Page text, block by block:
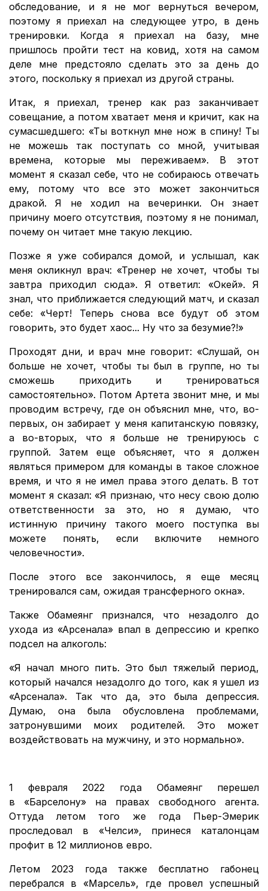
обследование, и я не мог вернуться вечером,
поэтому я приехал на следующее утро, в день
тренировки. Когда я приехал на базу, мне
пришлось пройти тест на ковид, хотя на самом
деле мне предстояло сделать это за день до
этого, поскольку я приехал из другой страны.
Итак, я приехал, тренер как раз заканчивает
совещание, а потом хватает меня и кричит, как на
сумасшедшего: «Ты воткнул мне нож в спину! Ты
не можешь так поступать со мной, учитывая
времена, которые мы переживаем». В этот
момент я сказал себе, что не собираюсь отвечать
ему, потому что все это может закончиться
дракой. Я не ходил на вечеринки. Он знает
причину моего отсутствия, поэтому я не понимал,
почему он читает мне такую ​​лекцию.
Позже я уже собирался домой, и услышал, как
меня окликнул врач: «Тренер не хочет, чтобы ты
завтра приходил сюда». Я ответил: «Окей». Я
знал, что приближается следующий матч, и сказал
себе: «Черт! Теперь снова все будут об этом
говорить, это будет хаос... Ну что за безумие?!»
Проходят дни, и врач мне говорит: «Слушай, он
больше не хочет, чтобы ты был в группе, но ты
сможешь приходить и тренироваться
самостоятельно». Потом Артета звонит мне, и мы
проводим встречу, где он объяснил мне, что, во-
первых, он забирает у меня капитанскую повязку,
а во-вторых, что я больше не тренируюсь с
группой. Затем еще объясняет, что я должен
являться примером для команды в такое сложное
время, и что я не имел права этого делать. В тот
момент я сказал: «Я признаю, что несу свою долю
ответственности за это, но я думаю, что
истинную причину такого моего поступка вы
можете понять, если включите немного
человечности».
После этого все закончилось, я еще месяц
тренировался сам, ожидая трансферного окна».
Также Обамеянг признался, что незадолго до
ухода из «Арсенала» впал в депрессию и крепко
подсел на алкоголь:
«Я начал много пить. Это был тяжелый период,
который начался незадолго до того, как я ушел из
«Арсенала». Так что да, это была депрессия.
Думаю, она была обусловлена проблемами,
затронувшими моих родителей. Это может
воздействовать на мужчину, и это нормально».
1 февраля 2022 года Обамеянг перешел
в «Барселону» на правах свободного агента.
Оттуда летом того же года Пьер-Эмерик
проследовал в «Челси», принеся каталонцам
профит в 12 миллионов евро.
Летом 2023 года также бесплатно габонец
перебрался в «Марсель», где провел успешный